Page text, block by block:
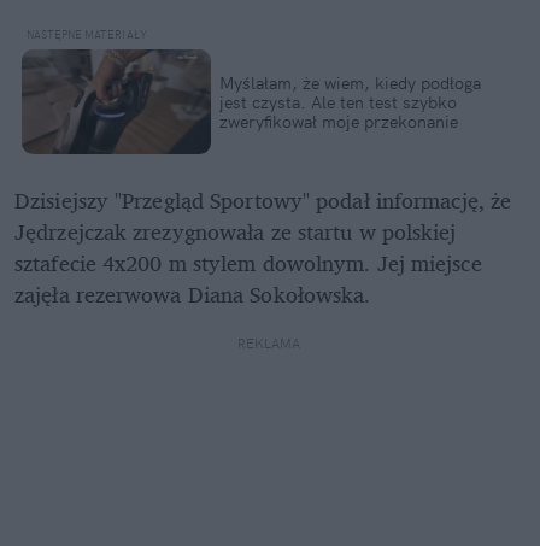
Myślałam, że wiem, kiedy podłoga
jest czysta. Ale ten test szybko
zweryfikował moje przekonanie
Dzisiejszy "Przegląd Sportowy" podał informację, że
Jędrzejczak zrezygnowała ze startu w polskiej
sztafecie 4x200 m stylem dowolnym. Jej miejsce
zajęła rezerwowa Diana Sokołowska.
REKLAMA